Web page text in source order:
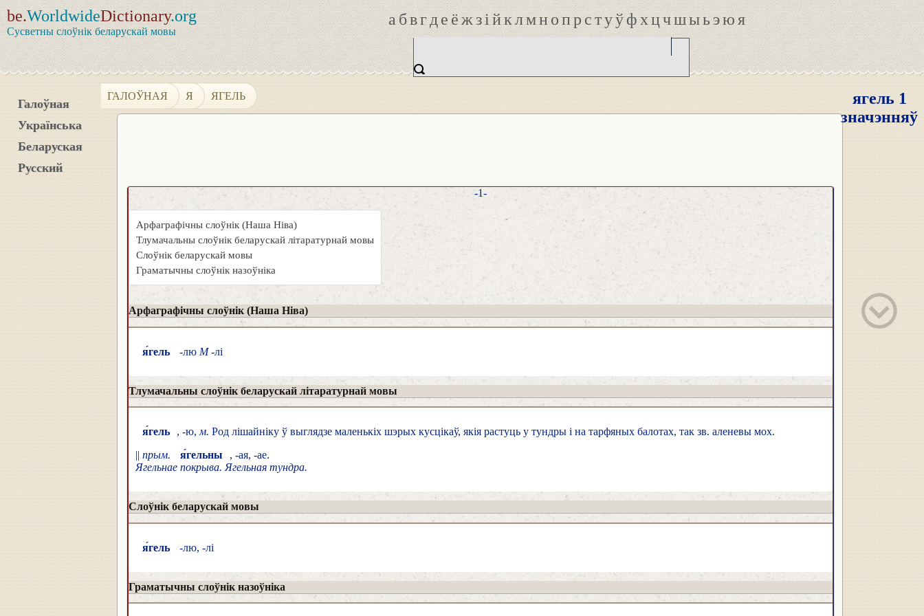
be.WorldwideDictionary.org
Сусветны слоўнік беларускай мовы
абвгдеёжзійклмнопрстуўфхцчшыьэюя
Галоўная
Українська
Беларуская
Русский
ГАЛОЎНАЯ Я ЯГЕЛЬ
ягель 1
значэнняў
-1-
Арфаграфічны слоўнік (Наша Ніва)
Тлумачальны слоўнік беларускай літаратурнай мовы
Слоўнік беларускай мовы
Граматычны слоўнік назоўніка
Арфаграфічны слоўнік (Наша Ніва)
я́гель -лю М-лі
Тлумачальны слоўнік беларускай літаратурнай мовы
я́гель , -ю, м. Род лішайніку ў выглядзе маленькіх шэрых кусцікаў, якія растуць у тундры і на тарфяных балотах, так зв. аленевы мох.
|| прым. я́гельны
, -ая, -ае.
Ягельнае покрыва. Ягельная тундра.
Слоўнік беларускай мовы
я́гель -лю, -лі
Граматычны слоўнік назоўніка